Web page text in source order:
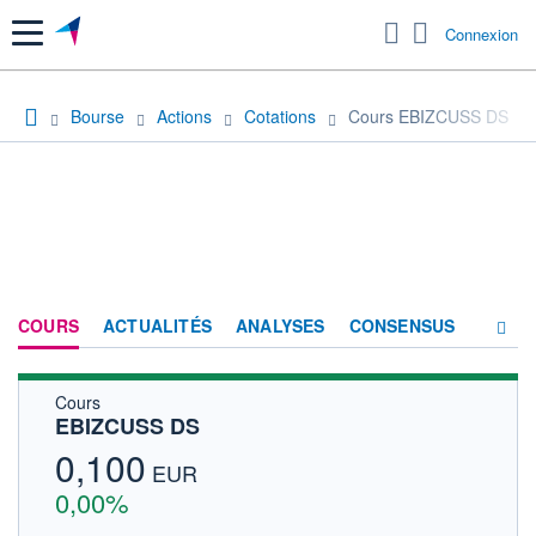
Menu Connexion
Bourse Actions Cotations Cours EBIZCUSS DS
COURS ACTUALITÉS ANALYSES CONSENSUS
Cours
EBIZCUSS DS
0,100 EUR
0,00%